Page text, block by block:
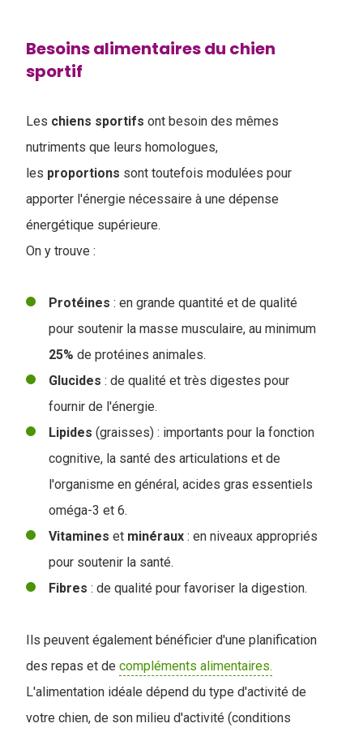
Besoins alimentaires du chien
sportif
Les chiens sportifs ont besoin des mêmes
nutriments que leurs homologues,
les proportions sont toutefois modulées pour
apporter l'énergie nécessaire à une dépense
énergétique supérieure.
On y trouve :
Protéines : en grande quantité et de qualité
pour soutenir la masse musculaire, au minimum
25% de protéines animales.
Glucides : de qualité et très digestes pour
fournir de l'énergie.
Lipides (graisses) : importants pour la fonction
cognitive, la santé des articulations et de
l'organisme en général, acides gras essentiels
oméga-3 et 6.
Vitamines et minéraux : en niveaux appropriés
pour soutenir la santé.
Fibres : de qualité pour favoriser la digestion.
Ils peuvent également bénéficier d'une planification
des repas et de compléments alimentaires.
L'alimentation idéale dépend du type d'activité de
votre chien, de son milieu d'activité (conditions